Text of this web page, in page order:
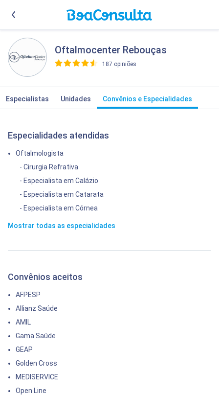
Oftalmocenter Rebouças
187 opiniões
Especialistas Unidades Convênios e Especialidades
Especialidades atendidas
Oftalmologista
- Cirurgia Refrativa
- Especialista em Calázio
- Especialista em Catarata
- Especialista em Córnea
Mostrar todas as especialidades
Convênios aceitos
AFPESP
Allianz Saúde
AMIL
Gama Saúde
GEAP
Golden Cross
MEDISERVICE
Open Line